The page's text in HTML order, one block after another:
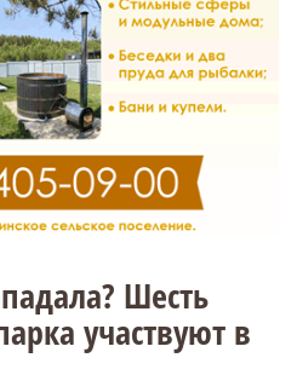
Шесть
участвуют в